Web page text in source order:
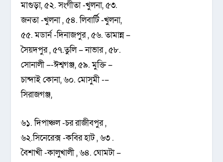
মাগুড়া, ৫২. সংগীতা -খুলনা, ৫৩.
জনতা -খুলনা , ৫৪. লিবার্টি -খুলনা,
৫৫. মডার্ন -দিনাজপুর , ৫৬. তামান্ন –
সৈয়দপুর , ৫৭.তুলি – নাভার , ৫৮.
সোনালী –-ঈশ্বগঞ্জ, ৫৯. মুক্তি –
চান্দাই কোনা, ৬০. মোসুমী -–
সিরাজগঞ্জ,
৬১. দিপাঞ্চল -চর রাজীবপুর ,
৬২.সিনেরেক্স -কবির হাট , ৬৩ .
বৈশাখী -কালুখালী , ৬৪. ঘোমটা –